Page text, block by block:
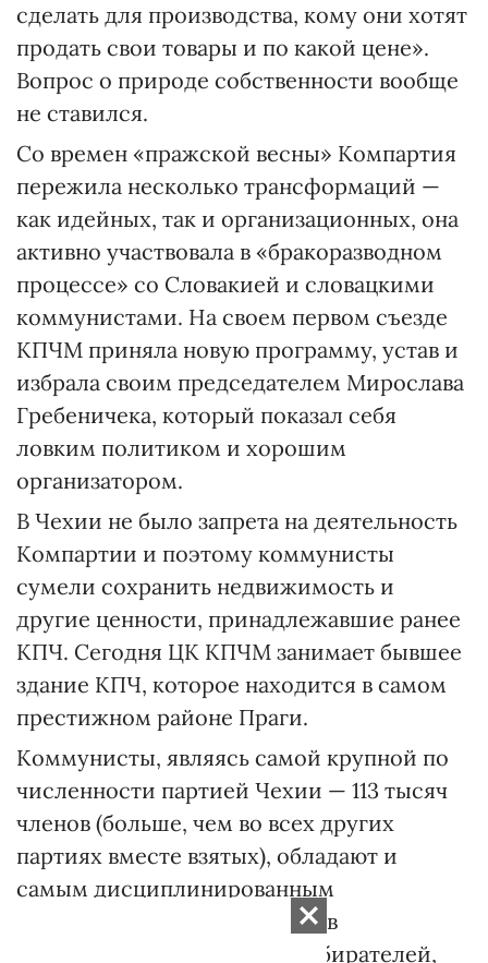
сделать для производства, кому они хотят
продать свои товары и по какой цене».
Вопрос о природе собственности вообще
не ставился.
Со времен «пражской весны» Компартия
пережила несколько трансформаций —
как идейных, так и организационных, она
активно участвовала в «бракоразводном
процессе» со Словакией и словацкими
коммунистами. На своем первом съезде
КПЧМ приняла новую программу, устав и
избрала своим председателем Мирослава
Гребеничека, который показал себя
ловким политиком и хорошим
организатором.
В Чехии не было запрета на деятельность
Компартии и поэтому коммунисты
сумели сохранить недвижимость и
другие ценности, принадлежавшие ранее
КПЧ. Сегодня ЦК КПЧМ занимает бывшее
здание КПЧ, которое находится в самом
престижном районе Праги.
Коммунисты, являясь самой крупной по
численности партией Чехии — 113 тысяч
членов (больше, чем во всех других
партиях вместе взятых), обладают и
самым дисциплинированным
электоратом. За коммунистов
проголосовали 880 тысяч избирателей,